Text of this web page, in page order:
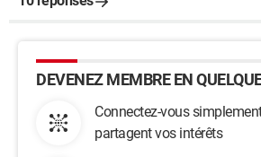
DEVENEZ MEMBRE EN
Connectez-vous
partagent vos intérêts